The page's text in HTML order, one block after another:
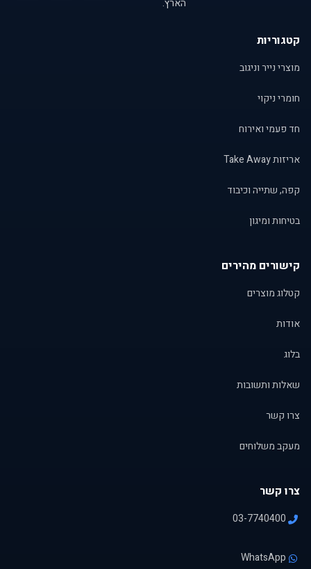
קטגוריות
מוצרי נייר וניגוב
חומרי ניקוי
חד פעמי ואירוח
אריזות Take Away
קפה, שתייה וכיבוד
בטיחות ומיגון
קישורים מהירים
קטלוג מוצרים
אודות
בלוג
שאלות ותשובות
צרו קשר
מעקב משלוחים
צרו קשר
03-7740400
WhatsApp